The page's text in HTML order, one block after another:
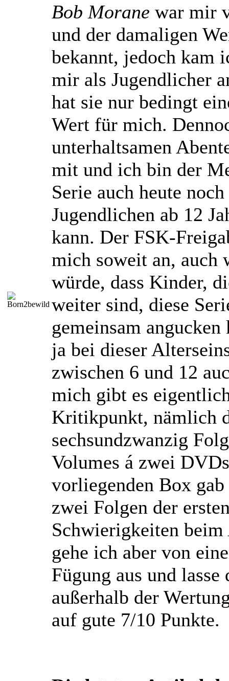
Bob Morane war mir
und der damaligen
bekannt, jedoch kam
mir als Jugendlicher
hat sie nur bedingt
Wert für mich.
unterhaltsamen
mit und ich bin der
Serie auch heute
Jugendlichen ab 12
kann. Der FSK-
mich soweit an, auch
würde, dass Kinder,
weiter sind, diese
gemeinsam
ja bei dieser
zwischen 6 und 12
mich gibt es
Kritikpunkt, nämlich
sechsundzwanzig
Volumes á zwei
vorliegenden Box
zwei Folgen der
Schwierigkeiten
gehe ich aber von
Fügung aus und lasse
außerhalb der
auf gute 7/10 Punkte.